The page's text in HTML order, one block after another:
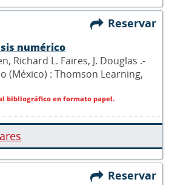
Reservar
numérico
Richard L. Faires, J. Douglas .-
(México) : Thomson Learning,
bibliográfico en formato papel.
Reservar